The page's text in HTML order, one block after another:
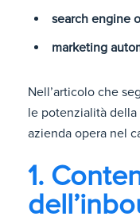
search engine
marketing
Nell’articolo che
le potenzialità
azienda opera nel
1.